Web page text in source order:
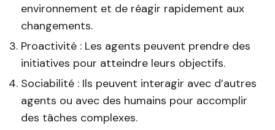
environnement et de réagir rapidement aux
changements.
Proactivité : Les agents peuvent prendre des
initiatives pour atteindre leurs objectifs.
Sociabilité : Ils peuvent interagir avec d’autres
agents ou avec des humains pour accomplir
des tâches complexes.